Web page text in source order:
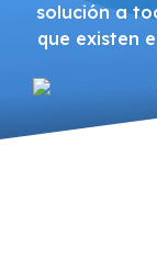
solución a
que existen